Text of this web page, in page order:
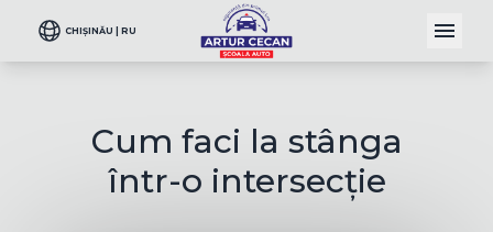
CHIȘINĂU | RU
Cum faci la stânga
într-o intersecție